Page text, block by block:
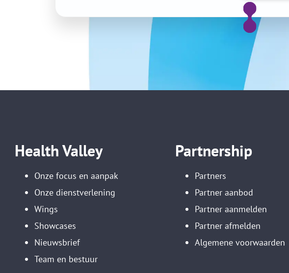
Health Valley
Onze focus en aanpak
Onze dienstverlening
Wings
Showcases
Nieuwsbrief
Team en bestuur
Partnership
Partners
Partner aanbod
Partner aanmelden
Partner afmelden
Algemene voorwaarden